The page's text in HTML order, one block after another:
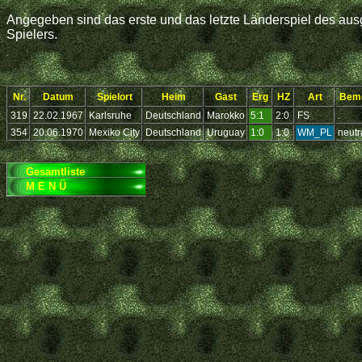
Angegeben sind das erste und das letzte Länderspiel des
Spielers.
Nr. Datum Spielort Heim Gast Erg HZ Art
319 22.02.1967 Karlsruhe Deutschland Marokko 5:1 2:0 FS
.
354 20.06.1970 Mexiko City Deutschland Uruguay 1:0 1:0 WM_PL
Gesamtliste
M E N Ü